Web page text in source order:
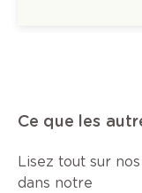
Ce que les
Lisez tout sur
dans notre